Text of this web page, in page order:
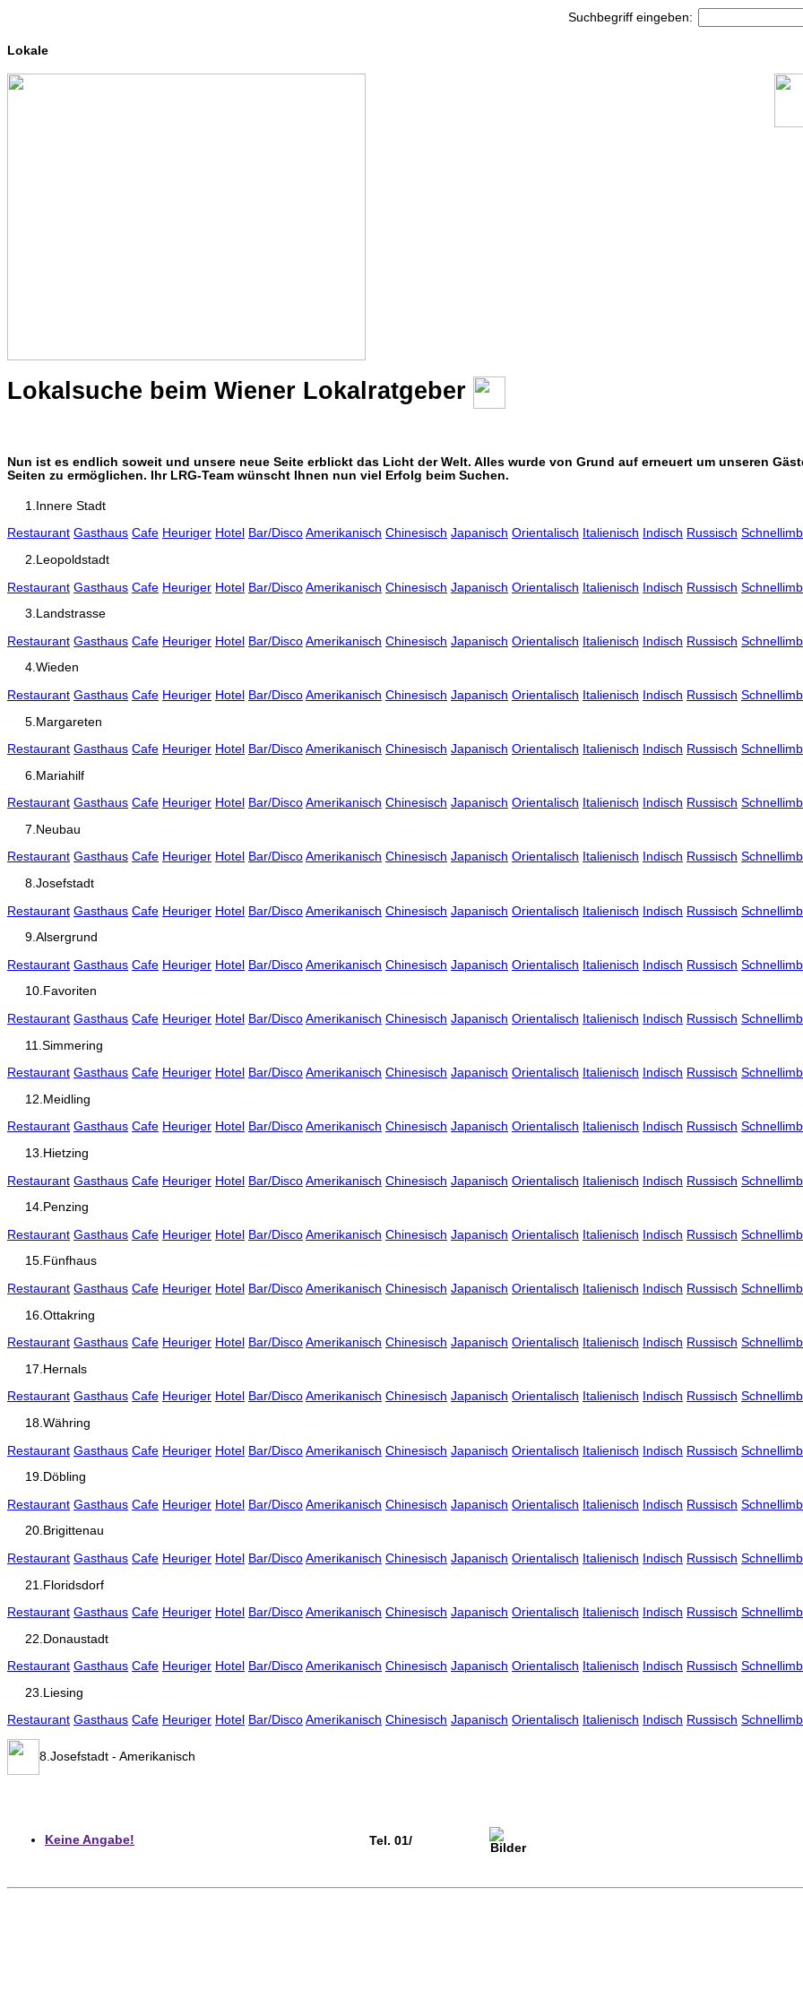
Suchbegriff eingeben:
Lokale
Lokalsuche beim Wiener Lokalratgeber
Nun ist es endlich soweit und unsere neue Seite erblickt das Licht der Welt. Alles wurde von Grund auf erneuert um unseren
Seiten zu ermöglichen. Ihr LRG-Team wünscht Ihnen nun viel Erfolg beim Suchen.
1.Innere Stadt
Restaurant Gasthaus Cafe Heuriger Hotel Bar/Disco Amerikanisch Chinesisch Japanisch Orientalisch Italienisch Indisch Russisch
2.Leopoldstadt
Restaurant Gasthaus Cafe Heuriger Hotel Bar/Disco Amerikanisch Chinesisch Japanisch Orientalisch Italienisch Indisch Russisch
3.Landstrasse
Restaurant Gasthaus Cafe Heuriger Hotel Bar/Disco Amerikanisch Chinesisch Japanisch Orientalisch Italienisch Indisch Russisch
4.Wieden
Restaurant Gasthaus Cafe Heuriger Hotel Bar/Disco Amerikanisch Chinesisch Japanisch Orientalisch Italienisch Indisch Russisch
5.Margareten
Restaurant Gasthaus Cafe Heuriger Hotel Bar/Disco Amerikanisch Chinesisch Japanisch Orientalisch Italienisch Indisch Russisch
6.Mariahilf
Restaurant Gasthaus Cafe Heuriger Hotel Bar/Disco Amerikanisch Chinesisch Japanisch Orientalisch Italienisch Indisch Russisch
7.Neubau
Restaurant Gasthaus Cafe Heuriger Hotel Bar/Disco Amerikanisch Chinesisch Japanisch Orientalisch Italienisch Indisch Russisch
8.Josefstadt
Restaurant Gasthaus Cafe Heuriger Hotel Bar/Disco Amerikanisch Chinesisch Japanisch Orientalisch Italienisch Indisch Russisch
9.Alsergrund
Restaurant Gasthaus Cafe Heuriger Hotel Bar/Disco Amerikanisch Chinesisch Japanisch Orientalisch Italienisch Indisch Russisch
10.Favoriten
Restaurant Gasthaus Cafe Heuriger Hotel Bar/Disco Amerikanisch Chinesisch Japanisch Orientalisch Italienisch Indisch Russisch
11.Simmering
Restaurant Gasthaus Cafe Heuriger Hotel Bar/Disco Amerikanisch Chinesisch Japanisch Orientalisch Italienisch Indisch Russisch
12.Meidling
Restaurant Gasthaus Cafe Heuriger Hotel Bar/Disco Amerikanisch Chinesisch Japanisch Orientalisch Italienisch Indisch Russisch
13.Hietzing
Restaurant Gasthaus Cafe Heuriger Hotel Bar/Disco Amerikanisch Chinesisch Japanisch Orientalisch Italienisch Indisch Russisch
14.Penzing
Restaurant Gasthaus Cafe Heuriger Hotel Bar/Disco Amerikanisch Chinesisch Japanisch Orientalisch Italienisch Indisch Russisch
15.Fünfhaus
Restaurant Gasthaus Cafe Heuriger Hotel Bar/Disco Amerikanisch Chinesisch Japanisch Orientalisch Italienisch Indisch Russisch
16.Ottakring
Restaurant Gasthaus Cafe Heuriger Hotel Bar/Disco Amerikanisch Chinesisch Japanisch Orientalisch Italienisch Indisch Russisch
17.Hernals
Restaurant Gasthaus Cafe Heuriger Hotel Bar/Disco Amerikanisch Chinesisch Japanisch Orientalisch Italienisch Indisch Russisch
18.Währing
Restaurant Gasthaus Cafe Heuriger Hotel Bar/Disco Amerikanisch Chinesisch Japanisch Orientalisch Italienisch Indisch Russisch
19.Döbling
Restaurant Gasthaus Cafe Heuriger Hotel Bar/Disco Amerikanisch Chinesisch Japanisch Orientalisch Italienisch Indisch Russisch
20.Brigittenau
Restaurant Gasthaus Cafe Heuriger Hotel Bar/Disco Amerikanisch Chinesisch Japanisch Orientalisch Italienisch Indisch Russisch
21.Floridsdorf
Restaurant Gasthaus Cafe Heuriger Hotel Bar/Disco Amerikanisch Chinesisch Japanisch Orientalisch Italienisch Indisch Russisch
22.Donaustadt
Restaurant Gasthaus Cafe Heuriger Hotel Bar/Disco Amerikanisch Chinesisch Japanisch Orientalisch Italienisch Indisch Russisch
23.Liesing
Restaurant Gasthaus Cafe Heuriger Hotel Bar/Disco Amerikanisch Chinesisch Japanisch Orientalisch Italienisch Indisch Russisch
8.Josefstadt - Amerikanisch
Keine Angabe! Tel. 01/